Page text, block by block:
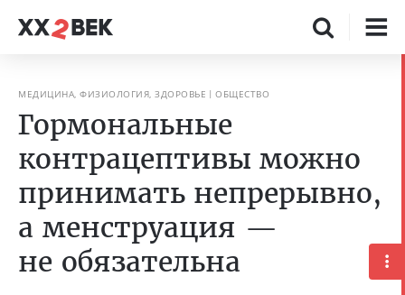
МЕДИЦИНА, ФИЗИОЛОГИЯ, ЗДОРОВЬЕ ОБЩЕСТВО
Гормональные
контрацептивы можно
принимать непрерывно,
а менструация —
не обязательна